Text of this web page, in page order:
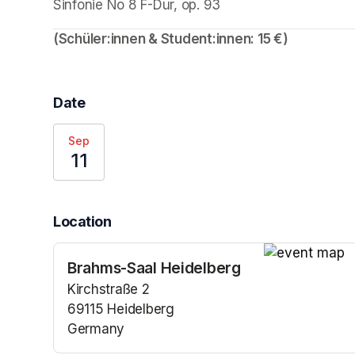
Sinfonie No 8 F-Dur, op. 93
(Schüler:innen & Student:innen: 15 €)
Date
Sep
11
Location
Brahms-Saal Heidelberg
Kirchstraße 2
69115 Heidelberg
Germany